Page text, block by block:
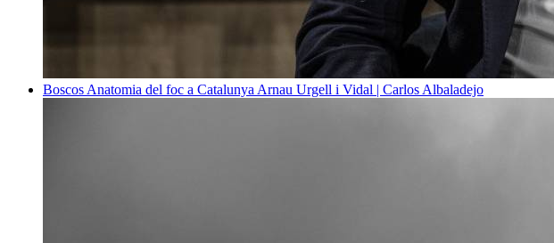
Boscos Anatomia del foc a Catalunya Arnau Urgell i Vidal | Carlos Albaladejo